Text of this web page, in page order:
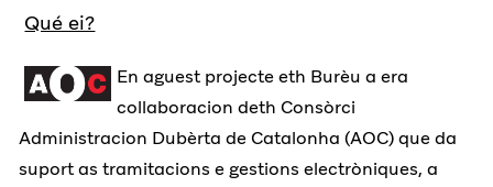
Qué ei?
En aguest projecte eth Burèu a era
collaboracion deth Consòrci
Administracion Dubèrta de Catalonha (AOC) que da
suport as tramitacions e gestions electròniques, a